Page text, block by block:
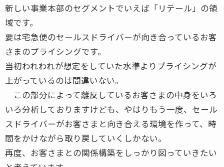
新しい事業本部のセグメントでいえば「リテール」の領
域です。
要は宅急便のセールスドライバーが向き合っているお客
さまのプライシングです。
当初われわれが想定をしていた水準よりプライシングが
上がっているのは間違いない。
この部分によって離反しているお客さまの中身をいろ
いろ分析しておりますけども、やはりもう一度、セール
スドライバーがお客さまと向き合える環境を作って、時
間をかけながら取り戻していくしかない。
再度、お客さまとの関係構築をしっかり図っていきたい